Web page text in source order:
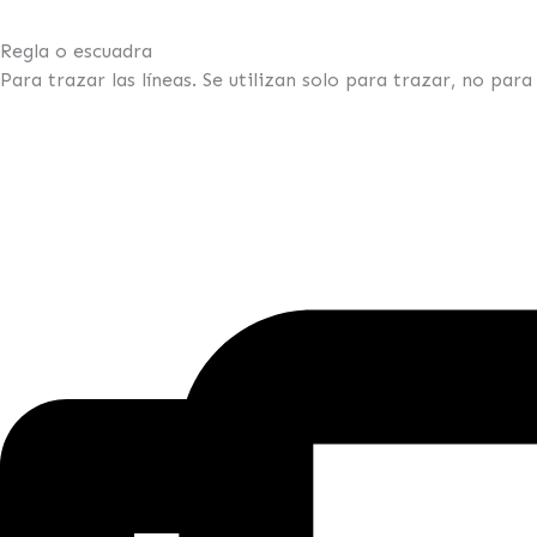
Regla o escuadra
Para trazar las líneas. Se utilizan solo para trazar, no